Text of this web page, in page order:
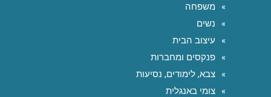
משפחה
נשים
עיצוב הבית
פנקסים ומחברות
צבא, לימודים, נסיעות
צומי באנגלית